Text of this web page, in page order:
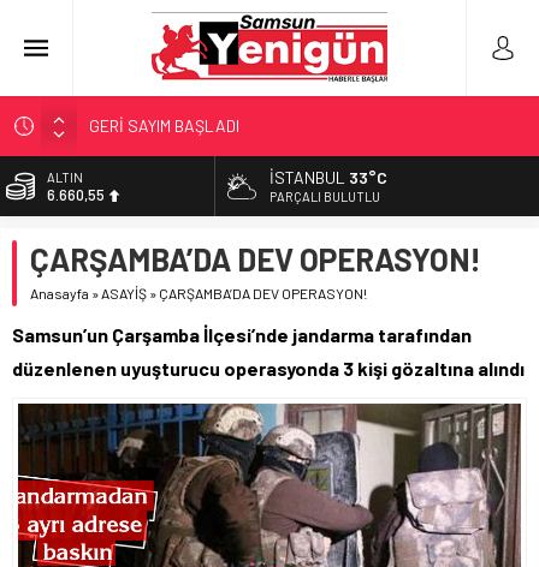
GERİ SAYIM BAŞLADI
SAMSUNSPOR’DA HEDEF 5’İNCİLİK!
‘BAFRA’YA YATIRIM YAPIN!’
YÖNETİCİ SEÇERKEN YAPILAN EN BÜYÜK HATALAR
ALTIN
6.660,55
13.779,39
DOLAR
55,1881
İSTANBUL 33°C
PARÇALI BULUTLU
ÇARŞAMBA’DA DEV OPERASYON!
Anasayfa »ASAYİŞ » ÇARŞAMBA’DA DEV OPERASYON!
Samsun’un Çarşamba İlçesi’nde jandarma tarafından
düzenlenen uyuşturucu operasyonda 3 kişi gözaltına alındı